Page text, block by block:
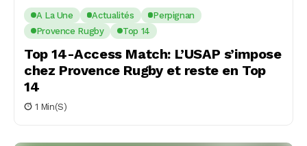
A La Une Actualités
Perpignan
Provence Rugby
Top 14
Top 14-Access Match: L’USAP s’impose
chez Provence Rugby et reste en Top
14
1 Min(s)